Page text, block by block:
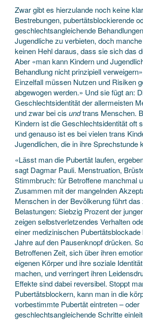
Zwar gibt es hierzulande noch keine
Bestrebungen, pubertätsblockierende
geschlechtsangleichende
Jugendliche zu verbieten, doch
keinen Hehl daraus, dass sie sich das
Aber «man kann Kindern und
Behandlung nicht prinzipiell
Einzelfall müssen Nutzen und Risiken
abgewogen werden.» Und sie fügt an:
Geschlechtsidentität der allermeisten
und zwar bei cis undtrans Menschen.
Kindern ist die Geschlechtsidentität oft
und genauso ist es bei vielen trans
Jugendlichen, die in ihre Sprechstunde
«Lässt man die Pubertät laufen,
sagt Dagmar Pauli. Menstruation,
Stimmbruch: für Betroffene manchmal
Zusammen mit der mangelnden
Menschen in der Bevölkerung führt das
Belastungen: Siebzig Prozent der
zeigen selbstverletzendes Verhalten
einer medizinischen
Jahre auf den Pausenknopf drücken.
Betroffenen Zeit, sich über ihren
eigenen Körper und ihre soziale
machen, und verringert ihren
Effekte sind dabei reversibel. Stoppt
Pubertätsblockern, kann man in die
vorbestimmte Pubertät eintreten – oder
geschlechtsangleichende Schritte